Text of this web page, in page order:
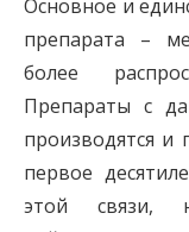
Основное и
препарата –
более
Препараты с
производятся и
первое
этой связи,